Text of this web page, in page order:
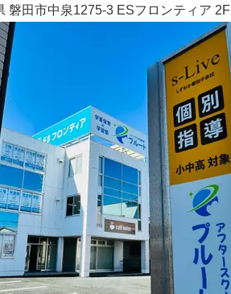
磐田市中泉1275-3 ESフロンティア 2F